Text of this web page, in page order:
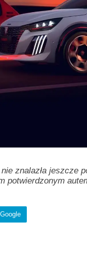
znalazła jeszcze
potwierdzonym